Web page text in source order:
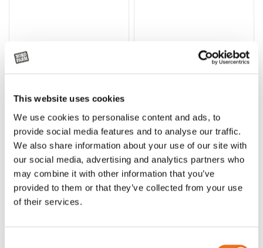
This website uses cookies
We use cookies to personalise content and ads, to
provide social media features and to analyse our traffic.
We also share information about your use of our site with
our social media, advertising and analytics partners who
may combine it with other information that you’ve
provided to them or that they’ve collected from your use
of their services.
Lägg till i varukorg
Rotor, komplett med slagor
OR80013456G
35 730kr (ex. moms)
Grön truckknapp
A00220
530 kr (ex. moms)